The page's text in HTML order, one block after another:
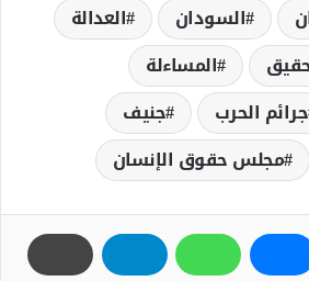
السودان
العدالة
المساءلة
جرائم الحرب
جنيف
مجلس حقوق الإنسان